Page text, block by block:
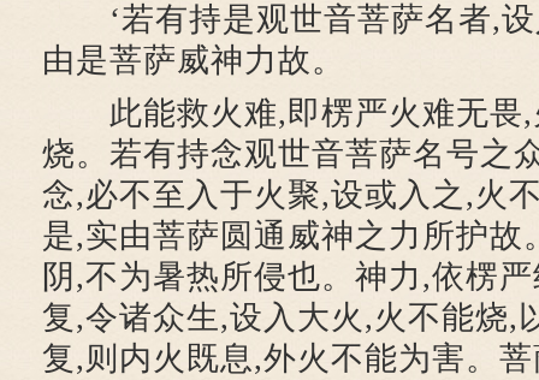
‘若有持是观世音菩萨名者,设
由是菩萨威神力故。
此能救火难,即楞严火难无畏,
烧。若有持念观世音菩萨名号之
念,必不至入于火聚,设或入之,火
是,实由菩萨圆通威神之力所护故
阴,不为暑热所侵也。神力,依楞
复,令诸众生,设入大火,火不能烧,
复,则内火既息,外火不能为害。